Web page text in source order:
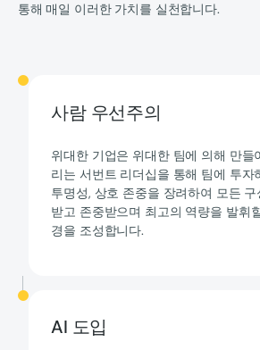
통해 매일 이러한 가치를 실천합니다.
사람 우선주의
위대한 기업은 위대한 팀에 의해 만들
리는 서번트 리더십을 통해 팀에 투자
투명성, 상호 존중을 장려하여 모든
받고 존중받으며 최고의 역량을 발휘
경을 조성합니다.
AI 도입